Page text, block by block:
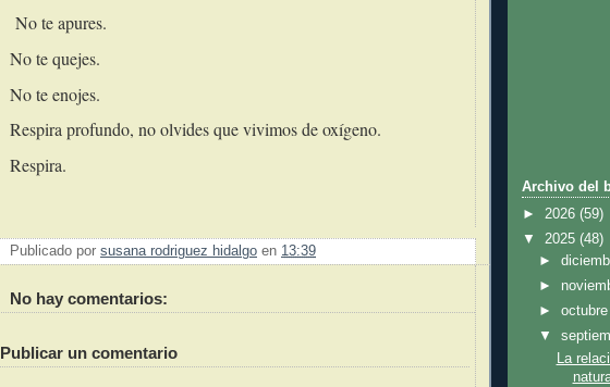
No te apures.
No te quejes.
No te enojes.
Respira profundo, no olvides que vivimos de oxígeno.
Respira.
Publicado por susana rodriguez hidalgo en 13:39
No hay comentarios:
Publicar un comentario
Archivo del
► 2026 (59)
▼ 2025 (48)
►
►
►
▼
La